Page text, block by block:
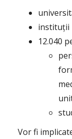
instituții
12.040
Vor fi